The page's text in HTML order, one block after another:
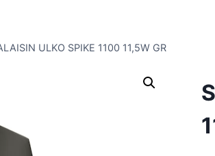
ULKO SPIKE 1100 11,5W GR